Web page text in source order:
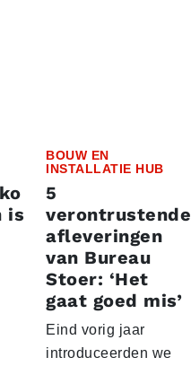
is
BOUW EN
INSTALLATIE HUB
5
verontrustende
afleveringen
van Bureau
Stoer: ‘Het
gaat goed mis’
Eind vorig jaar
introduceerden we